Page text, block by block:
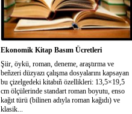
Ekonomik Kitap Basım Ücretleri
Şiir, öykü, roman, deneme, araştırma ve
beñzeri düzyazı çalışma dosyalarını kapsayan
bu çizelgedeki kitabıñ özellikleri: 13,5×19,5
cm ölçülerinde standart roman boyutu, enso
kağıt türü (bilinen adıyla roman kağıdı) ve
klasik...